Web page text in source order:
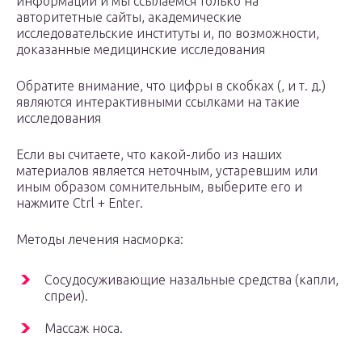
авторитетные сайты, академические
исследовательские институты и, по возможности,
доказанные медицинские исследования
Обратите внимание, что цифры в скобках (, и т. д.)
являются интерактивными ссылками на такие
исследования
Если вы считаете, что какой-либо из наших
материалов является неточным, устаревшим или
иным образом сомнительным, выберите его и
нажмите Ctrl + Enter.
Методы лечения насморка:
Сосудосуживающие назальные средства (капли,
спреи).
Массаж носа.